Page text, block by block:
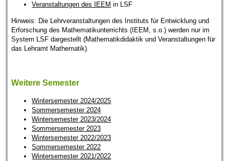
Veranstaltungen des IEEM in LSF
Hinweis: Die Lehrveranstaltungen des Instituts für Entwicklung und
Erforschung des Mathematikunterrichts (IEEM, s.o.) werden nur im
System LSF dargestellt (Mathematikdidaktik und Veranstaltungen für
das Lehramt Mathematik).
Weitere Semester
Wintersemester 2024/2025
Sommersemester 2024
Wintersemester 2023/2024
Sommersemester 2023
Wintersemester 2022/2023
Sommersemester 2022
Wintersemester 2021/2022